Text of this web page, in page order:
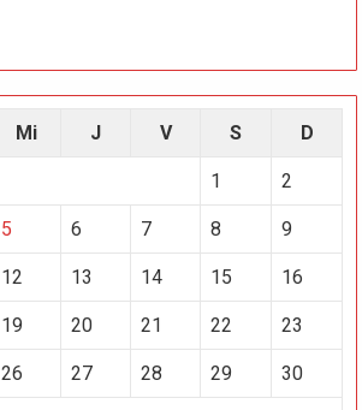
Mi J V S D
1 2
5 6 7 8 9
12 13 14 15 16
19 20 21 22 23
26 27 28 29 30